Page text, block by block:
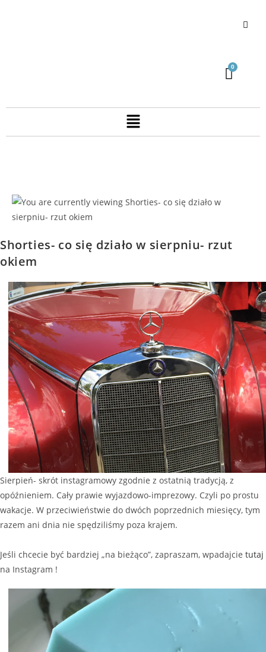
Shorties- co się działo w sierpniu- rzut
okiem
Sierpień- skrót instagramowy zgodnie z ostatnią tradycją, z
opóźnieniem. Cały prawie wyjazdowo-imprezowy. Czyli po prostu
wakacje. W przeciwieństwie do dwóch poprzednich miesięcy, tym
razem ani dnia nie spędziliśmy poza krajem.
Jeśli chcecie być bardziej „na bieżąco”, zapraszam, wpadajcie tutaj
na Instagram !